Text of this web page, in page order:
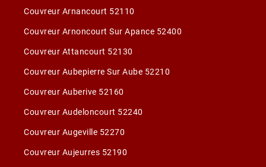
Couvreur Arnancourt 52110
Couvreur Arnoncourt Sur Apance 52400
Couvreur Attancourt 52130
Couvreur Aubepierre Sur Aube 52210
Couvreur Auberive 52160
Couvreur Audeloncourt 52240
Couvreur Augeville 52270
Couvreur Aujeurres 52190